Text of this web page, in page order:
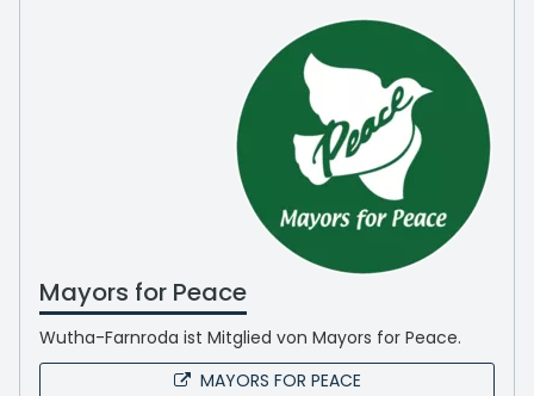
Mayors for Peace
Wutha-Farnroda ist Mitglied von Mayors for Peace.
MAYORS FOR PEACE